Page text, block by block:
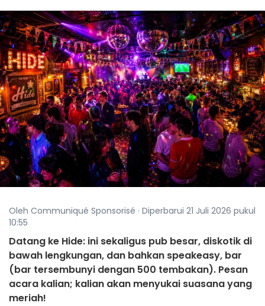
Oleh Communiqué Sponsorisé · Diperbarui 21 Juli 2026 pukul
10:55
Datang ke Hide: ini sekaligus pub besar, diskotik di
bawah lengkungan, dan bahkan speakeasy, bar
(bar tersembunyi dengan 500 tembakan). Pesan
acara kalian; kalian akan menyukai suasana yang
meriah!